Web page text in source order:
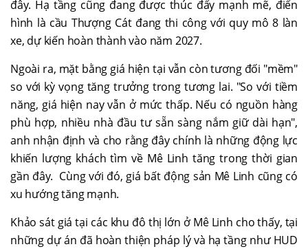
đây. Hạ tầng cũng đang được thúc đẩy mạnh mẽ, điển
hình là cầu Thượng Cát đang thi công với quy mô 8 làn
xe, dự kiến hoàn thành vào năm 2027.
Ngoài ra, mặt bằng giá hiện tại vẫn còn tương đối "mềm"
so với kỳ vọng tăng trưởng trong tương lai. "So với tiềm
năng, giá hiện nay vẫn ở mức thấp. Nếu có nguồn hàng
phù hợp, nhiều nhà đầu tư sẵn sàng nắm giữ dài hạn",
anh nhận định và cho rằng đây chính là những động lực
khiến lượng khách tìm về Mê Linh tăng trong thời gian
gần đây. Cùng với đó, giá bất động sản Mê Linh cũng có
xu hướng tăng mạnh.
Khảo sát giá tại các khu đô thị lớn ở Mê Linh cho thấy, tại
những dự án đã hoàn thiện pháp lý và hạ tầng như HUD